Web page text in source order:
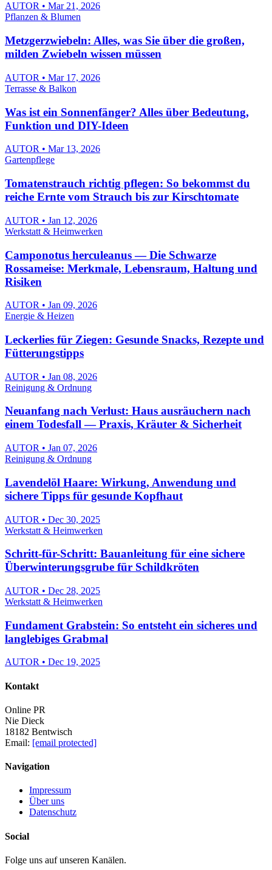
AUTOR • Mar 21, 2026
Pflanzen & Blumen
Metzgerzwiebeln: Alles, was Sie über die großen,
milden Zwiebeln wissen müssen
AUTOR • Mar 17, 2026
Terrasse & Balkon
Was ist ein Sonnenfänger? Alles über Bedeutung,
Funktion und DIY-Ideen
AUTOR • Mar 13, 2026
Gartenpflege
Tomatenstrauch richtig pflegen: So bekommst du
reiche Ernte vom Strauch bis zur Kirschtomate
AUTOR • Jan 12, 2026
Werkstatt & Heimwerken
Camponotus herculeanus — Die Schwarze
Rossameise: Merkmale, Lebensraum, Haltung und
Risiken
AUTOR • Jan 09, 2026
Energie & Heizen
Leckerlies für Ziegen: Gesunde Snacks, Rezepte und
Fütterungstipps
AUTOR • Jan 08, 2026
Reinigung & Ordnung
Neuanfang nach Verlust: Haus ausräuchern nach
einem Todesfall — Praxis, Kräuter & Sicherheit
AUTOR • Jan 07, 2026
Reinigung & Ordnung
Lavendelöl Haare: Wirkung, Anwendung und
sichere Tipps für gesunde Kopfhaut
AUTOR • Dec 30, 2025
Werkstatt & Heimwerken
Schritt-für-Schritt: Bauanleitung für eine sichere
Überwinterungsgrube für Schildkröten
AUTOR • Dec 28, 2025
Werkstatt & Heimwerken
Fundament Grabstein: So entsteht ein sicheres und
langlebiges Grabmal
AUTOR • Dec 19, 2025
Kontakt
Online PR
Nie Dieck
18182 Bentwisch
Email: [email protected]
Navigation
Impressum
Über uns
Datenschutz
Social
Folge uns auf unseren Kanälen.